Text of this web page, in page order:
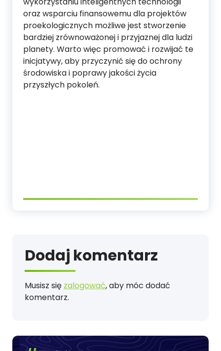
oraz wsparciu finansowemu dla projektów
proekologicznych możliwe jest stworzenie
bardziej zrównoważonej i przyjaznej dla ludzi
planety. Warto więc promować i rozwijać te
inicjatywy, aby przyczynić się do ochrony
środowiska i poprawy jakości życia
przyszłych pokoleń.
Dodaj komentarz
Musisz się zalogować, aby móc dodać
komentarz.